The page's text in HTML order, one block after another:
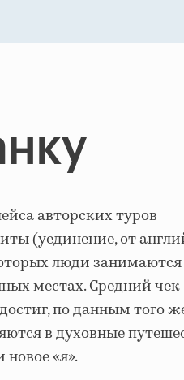
авторских туров
(уединение, от
люди занимаются
местах. Средний чек
по данным того
в духовные
«я».